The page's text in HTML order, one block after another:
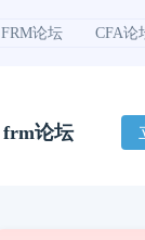
FRM论坛 CFA论
frm论坛